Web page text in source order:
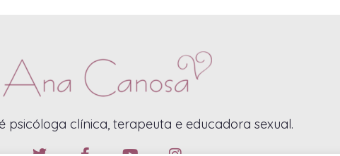
psicóloga clínica, terapeuta e educadora sexual.